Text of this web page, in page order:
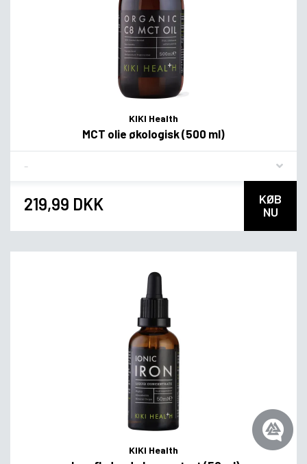
KIKI Health
MCT olie økologisk (500 ml)
219,99 DKK
KØB
NU
KIKI Health